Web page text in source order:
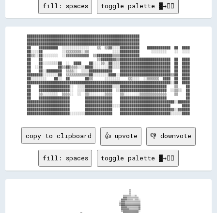
fill: spaces toggle palette ▓→✊🏽
██    ██████████  ░░░░░░░░░░░░░░    ▒▒  ▒▒▓▓░░░░██████████    ████████████  ██  ████
██░░░░██          ░░▒▒▒▒▒▒▒▒░░▒▒            ░░░░██████████      ░░░░░░░░    ░░  ░░░░
██▒▒░░██░░░░░░░░  ░░▓▓▓▓▓▓▓▓▓▓▓▓  ▒▒████████▒▒▒▒██████████
██    ██                            ▒▒██████▓▓▒▒██████████████████████████  ██  ████
██    ██░░░░░░░░██  ░░  ████    ██░░░░▒▒░░██░░░░██████████████████████████  ██  ████
██  ░░██        ██▒▒██▒▒▒▒░░░░████░░░░░░░░██░░░░██████████████████████████  ██  ████
██    ██░░████████  ▒▒▒▒░░  ░░░░████████████    ██████████████████████████  ██  ████
████████░░░░░░░░██  ▒▒▒▒▒▒▒▒▒▒▒▒██░░░░░░░░████░░██████████████████████████▒▒██  ████
██░░░░░░░░    ██░░  ██        ██▒▒      ░░░░░░░░    ▒▒░░░░  ░░▒▒▒▒▒▒  ████  ██  ████
██████████████████████████████████████████████████████████████████████████░░██  ████
██    ████████████████░░  ░░░░██████████████░░░░████████████████████████    ▒▒    ██
██    ████████████████░░  ░░░░██████████████  ░░████████████████████████  ░░▒▒░░  ██
██    ▒▒░░░░░░░░  ▒▒▒▒░░  ░░  ▒▒░░░░░░░░▒▒▒▒    ▒▒░░░░░░░░▒▒▒▒▒▒▒▒▒▒▒▒▒▒    ▒▒    ██
██████████████████████        ██████████████    ████████████████████████████░░██████
██████████████████████        ██████████████░░░░██████████████████████████      ████
██████████████████████        ██████████████    ██████████████████████████▓▓░░▓▓████
copy to clipboard 👍 upvote 👎 downvote
fill: spaces toggle palette ▓→✊🏽